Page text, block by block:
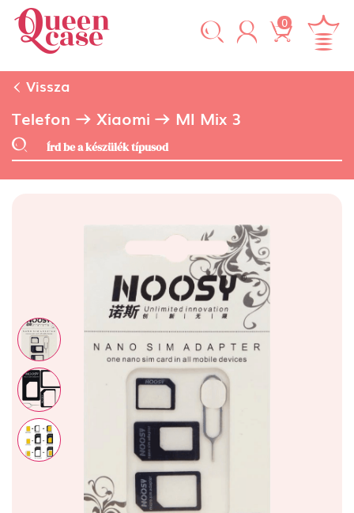
0
Vissza
Telefon Xiaomi MI Mix 3